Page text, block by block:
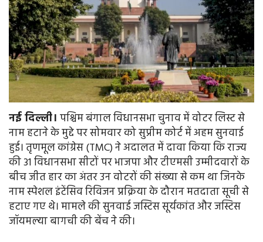
नई दिल्ली। पश्चिम बंगाल विधानसभा चुनाव में वोटर लिस्ट से
नाम हटाने के मुद्दे पर सोमवार को सुप्रीम कोर्ट में अहम सुनवाई
हुई। तृणमूल कांग्रेस (TMC) ने अदालत में दावा किया कि राज्य
की 31 विधानसभा सीटों पर भाजपा और टीएमसी उम्मीदवारों के
बीच जीत हार का अंतर उन वोटरों की संख्या से कम था जिनके
नाम स्पेशल इंटेंसिव रिविजन प्रक्रिया के दौरान मतदाता सूची से
हटाए गए थे। मामले की सुनवाई जस्टिस सूर्यकांत और जस्टिस
जॉयमल्या बागची की बेंच ने की।